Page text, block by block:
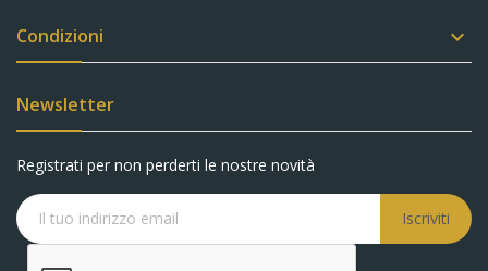
Condizioni 
Newsletter
Registrati per non perderti le nostre novità
Iscriviti